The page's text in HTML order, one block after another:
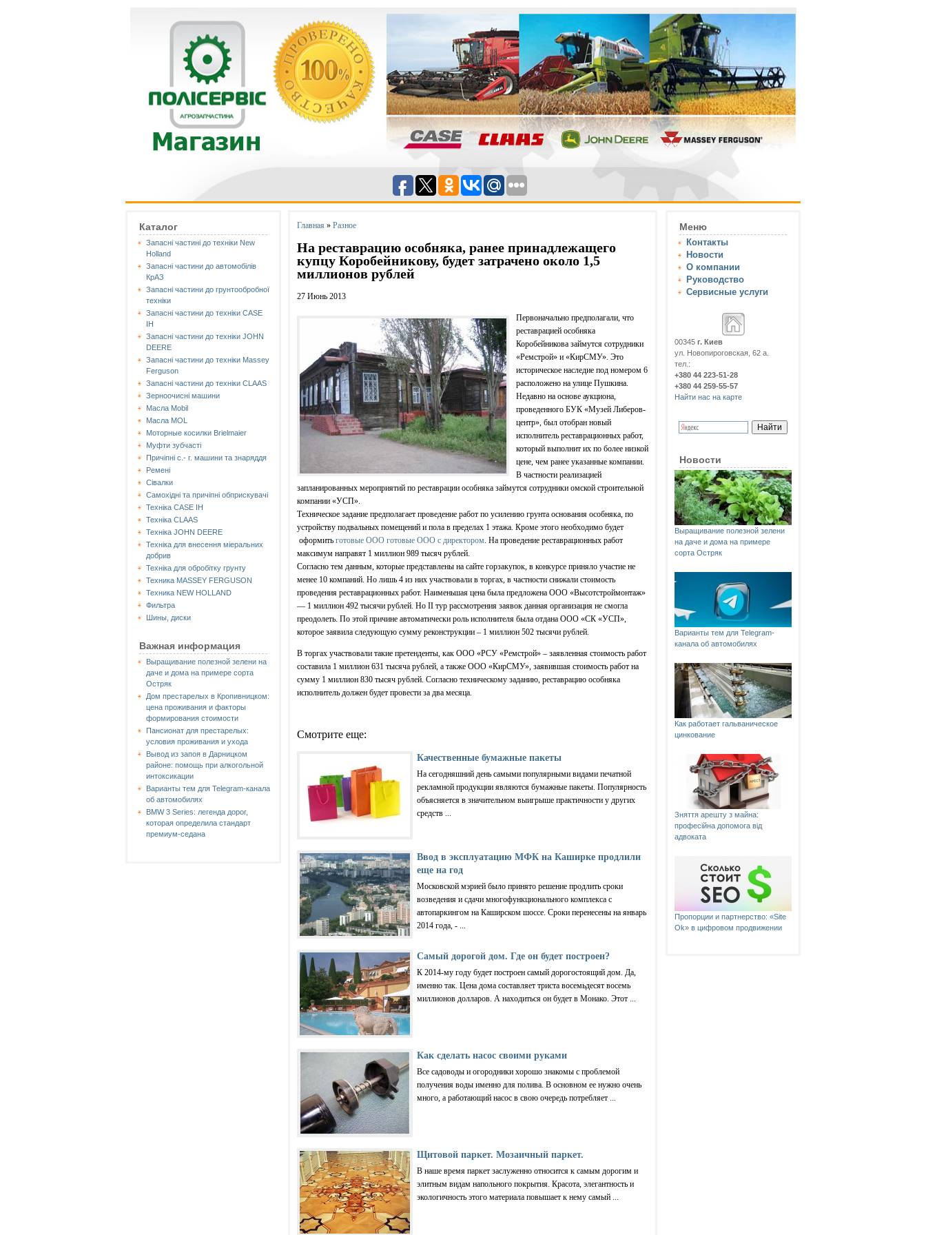
Каталог
Запасні частині до техніки New
Holland
Запасні частини до автомобілів
КрАЗ
Запасні частини до грунтообробної
техніки
Запасні частини до техніки CASE
IH
Запасні частини до техніки JOHN
DEERE
Запасні частини до техніки Massey
Ferguson
Запасні частини до техніки СLAAS
Зерноочисні машини
Масла Mobil
Масла MOL
Моторные косилки Brielmaier
Муфти зубчасті
Причіпні с.- г. машини та знаряддя
Ремені
Сівалки
Самохідні та причіпні обприскувачі
Техніка CASE IH
Техніка CLAAS
Техніка JOHN DEERE
Техніка для внесення міеральних
добрив
Техніка для обробітку грунту
Техника MASSEY FERGUSON
Техника NEW HOLLAND
Фильтра
Шины, диски
Важная информация
Выращивание полезной зелени на
даче и дома на примере сорта
Остряк
Дом престарелых в Кропивницком:
цена проживания и факторы
формирования стоимости
Пансионат для престарелых:
условия проживания и ухода
Вывод из запоя в Дарницком
районе: помощь при алкогольной
интоксикации
Варианты тем для Telegram-канала
об автомобилях
BMW 3 Series: легенда дорог,
которая определила стандарт
премиум-седана
Меню
Контакты
Новости
О компании
Руководство
Сервисные услуги
00345 г. Киев
ул. Новопироговская, 62 а.
тел.:
+380 44 223-51-28
+380 44 259-55-57
Найти нас на карте
Новости
Выращивание полезной зелени
на даче и дома на примере
сорта Остряк
Варианты тем для Telegram-
канала об автомобилях
Как работает гальваническое
цинкование
Зняття арешту з майна:
професійна допомога від
адвоката
Пропорции и партнерство: «Site
Ok‎» в цифровом продвижении
Главная » Разное
На реставрацию особняка, ранее принадлежащего
купцу Коробейникову, будет затрачено около 1,5
миллионов рублей
27 Июнь 2013
Первоначально предполагали, что
реставрацией особняка
Коробейникова займутся сотрудники
«Ремстрой» и «КирСМУ». Это
историческое наследие под номером 6
расположено на улице Пушкина.
Недавно на основе аукциона,
проведенного БУК «Музей Либеров-
центр», был отобран новый
исполнитель реставрационных работ,
который выполнит их по более низкой
цене, чем ранее указанные компании.
В частности реализацией
запланированных мероприятий по реставрации особняка займутся сотрудники омской строительной
компании «УСП».
Техническое задание предполагает проведение работ по усилению грунта основания особняка, по
устройству подвальных помещений и пола в пределах 1 этажа. Кроме этого необходимо будет
оформить готовые ООО готовые ООО с директором . На проведение реставрационных работ
максимум направят 1 миллион 989 тысяч рублей.
Согласно тем данным, которые представлены на сайте горзакупок, в конкурсе приняло участие не
менее 10 компаний. Но лишь 4 из них участвовали в торгах, в частности снижали стоимость
проведения реставрационных работ. Наименьшая цена была предложена ООО «Высотстроймонтаж»
— 1 миллион 492 тысячи рублей. Но II тур рассмотрения заявок данная организация не смогла
преодолеть. По этой причине автоматически роль исполнителя была отдана ООО «СК «УСП»,
которое заявила следующую сумму реконструкции – 1 миллион 502 тысячи рублей.
В торгах участвовали такие претенденты, как ООО «РСУ «Ремстрой» – заявленная стоимость работ
составила 1 миллион 631 тысяча рублей, а также ООО «КирСМУ», заявившая стоимость работ на
сумму 1 миллион 830 тысяч рублей. Согласно техническому заданию, реставрацию особняка
исполнитель должен будет провести за два месяца.
Смотрите еще:
Качественные бумажные пакеты
На сегодняшний день самыми популярными видами печатной
рекламной продукции являются бумажные пакеты. Популярность
объясняется в значительном выигрыше практичности у других
средств ...
Ввод в эксплуатацию МФК на Каширке продлили
еще на год
Московской мэрией было принято решение продлить сроки
возведения и сдачи многофункционального комплекса с
автопаркингом на Каширском шоссе. Сроки перенесены на январь
2014 года, - ...
Самый дорогой дом. Где он будет построен?
К 2014-му году будет построен самый дорогостоящий дом. Да,
именно так. Цена дома составляет триста восемьдесят восемь
миллионов долларов. А находиться он будет в Монако. Этот ...
Как сделать насос своими руками
Все садоводы и огородники хорошо знакомы с проблемой
получения воды именно для полива. В основном ее нужно очень
много, а работающий насос в свою очередь потребляет ...
Щитовой паркет. Мозаичный паркет.
В наше время паркет заслуженно относится к самым дорогим и
элитным видам напольного покрытия. Красота, элегантность и
экологичность этого материала повышает к нему самый ...